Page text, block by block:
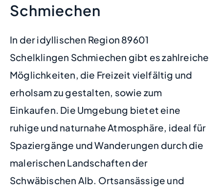
Schmiechen
In der idyllischen Region 89601
Schelklingen Schmiechen gibt es zahlreiche
Möglichkeiten, die Freizeit vielfältig und
erholsam zu gestalten, sowie zum
Einkaufen. Die Umgebung bietet eine
ruhige und naturnahe Atmosphäre, ideal für
Spaziergänge und Wanderungen durch die
malerischen Landschaften der
Schwäbischen Alb. Ortsansässige und